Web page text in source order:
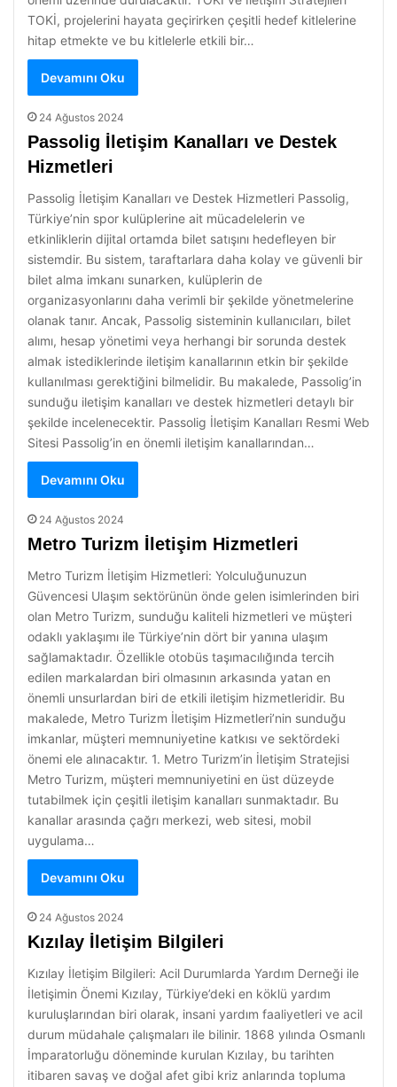
TOKİ, projelerini hayata geçirirken çeşitli hedef kitlelerine
hitap etmekte ve bu kitlelerle etkili bir…
Devamını Oku
24 Ağustos 2024
Passolig İletişim Kanalları ve Destek
Hizmetleri
Passolig İletişim Kanalları ve Destek Hizmetleri Passolig,
Türkiye’nin spor kulüplerine ait mücadelelerin ve
etkinliklerin dijital ortamda bilet satışını hedefleyen bir
sistemdir. Bu sistem, taraftarlara daha kolay ve güvenli bir
bilet alma imkanı sunarken, kulüplerin de
organizasyonlarını daha verimli bir şekilde yönetmelerine
olanak tanır. Ancak, Passolig sisteminin kullanıcıları, bilet
alımı, hesap yönetimi veya herhangi bir sorunda destek
almak istediklerinde iletişim kanallarının etkin bir şekilde
kullanılması gerektiğini bilmelidir. Bu makalede, Passolig’in
sunduğu iletişim kanalları ve destek hizmetleri detaylı bir
şekilde incelenecektir. Passolig İletişim Kanalları Resmi Web
Sitesi Passolig’in en önemli iletişim kanallarından…
Devamını Oku
24 Ağustos 2024
Metro Turizm İletişim Hizmetleri
Metro Turizm İletişim Hizmetleri: Yolculuğunuzun
Güvencesi Ulaşım sektörünün önde gelen isimlerinden biri
olan Metro Turizm, sunduğu kaliteli hizmetleri ve müşteri
odaklı yaklaşımı ile Türkiye’nin dört bir yanına ulaşım
sağlamaktadır. Özellikle otobüs taşımacılığında tercih
edilen markalardan biri olmasının arkasında yatan en
önemli unsurlardan biri de etkili iletişim hizmetleridir. Bu
makalede, Metro Turizm İletişim Hizmetleri’nin sunduğu
imkanlar, müşteri memnuniyetine katkısı ve sektördeki
önemi ele alınacaktır. 1. Metro Turizm’in İletişim Stratejisi
Metro Turizm, müşteri memnuniyetini en üst düzeyde
tutabilmek için çeşitli iletişim kanalları sunmaktadır. Bu
kanallar arasında çağrı merkezi, web sitesi, mobil
uygulama…
Devamını Oku
24 Ağustos 2024
Kızılay İletişim Bilgileri
Kızılay İletişim Bilgileri: Acil Durumlarda Yardım Derneği ile
İletişimin Önemi Kızılay, Türkiye’deki en köklü yardım
kuruluşlarından biri olarak, insani yardım faaliyetleri ve acil
durum müdahale çalışmaları ile bilinir. 1868 yılında Osmanlı
İmparatorluğu döneminde kurulan Kızılay, bu tarihten
itibaren savaş ve doğal afet gibi kriz anlarında topluma